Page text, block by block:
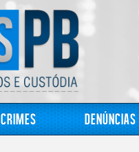
Crimes Denúncias